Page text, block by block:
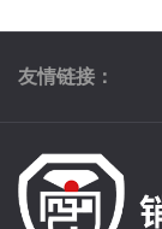
友情链接：